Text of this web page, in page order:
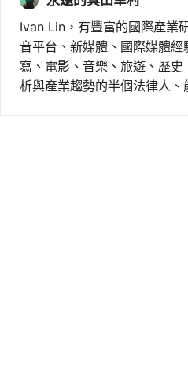
Ivan Lin，有豐富的國際產業
音平台、新媒體、國際媒體
寫、電影、音樂、旅遊、歷
析與產業趨勢的半個法律人